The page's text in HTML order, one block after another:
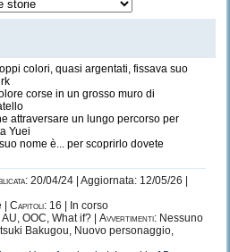
colori, quasi argentati, fissava suo
corse in un grosso muro di
attraversare un lungo percorso per
Yuei
nome è... per scoprirlo dovete
20/04/24 | Aggiornata: 12/05/26 |
Capitoli: 16 | In corso
AU, OOC, What if? | Avvertimenti: Nessuno
Bakugou, Nuovo personaggio,